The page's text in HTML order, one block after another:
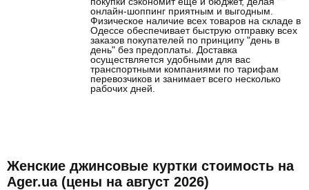
онлайн-шоппинг приятным и выгодным.
Физическое наличие всех товаров на складе в
Одессе обеспечивает быструю отправку всех
заказов покупателей по принципу "день в
день" без предоплаты. Доставка
осуществляется удобными для вас
транспортными компаниями по тарифам
перевозчиков и занимает всего несколько
рабочих дней.
Женские джинсовые куртки стоимость на
Ager.ua (цены на август 2026)